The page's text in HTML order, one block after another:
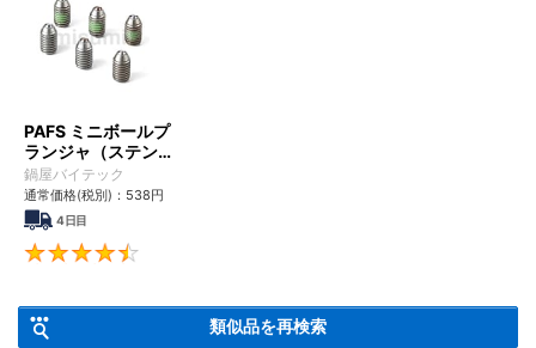
PAFS ミニボールプ
ランジャ（ステンレ
ス製）
鍋屋バイテック
通常価格(税別)： 538円
4日目
類似品を再検索